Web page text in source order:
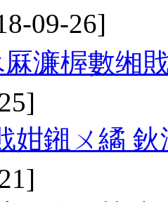
09-26]
濂楃數缃
姏鎺ㄨ繘